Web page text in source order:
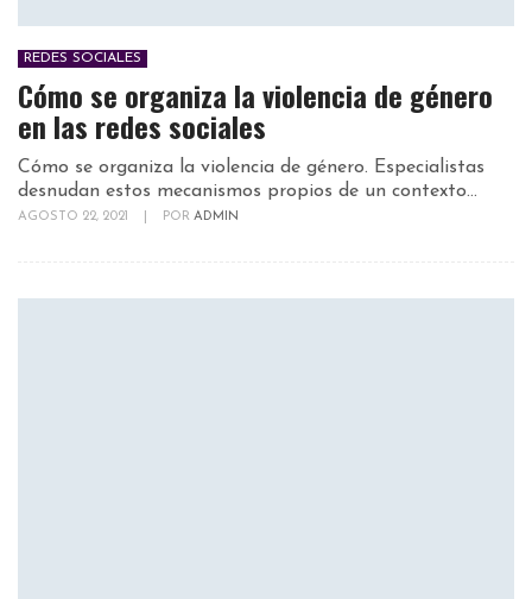
REDES SOCIALES
Cómo se organiza la violencia de género
en las redes sociales
Cómo se organiza la violencia de género. Especialistas
desnudan estos mecanismos propios de un contexto...
AGOSTO 22, 2021 POR ADMIN